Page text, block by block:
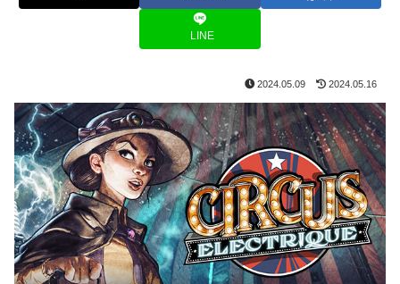
LINE
2024.05.09 2024.05.16